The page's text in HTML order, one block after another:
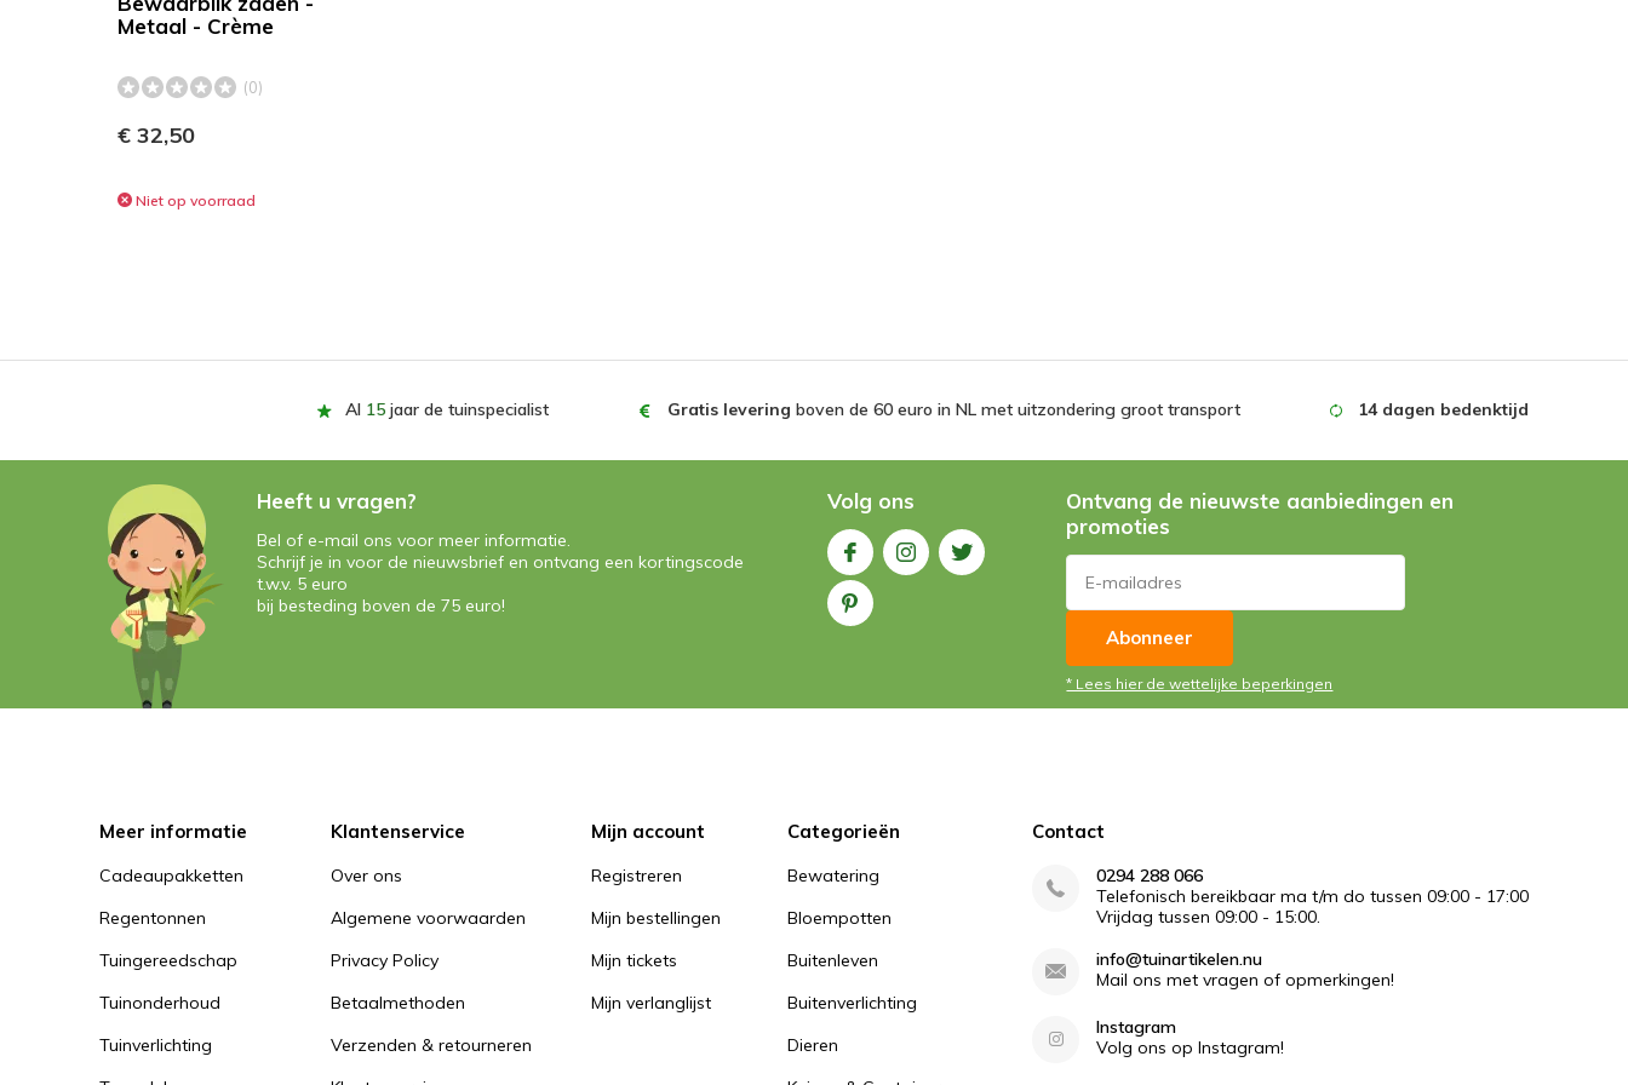
Metaal - Crème
(0)
€ 32,50
Niet op voorraad
Al 15 jaar de tuinspecialist Gratis levering boven de 60 euro in NL met uitzondering groot transport 14 dagen bedenktijd
Heeft u vragen?
Bel of e-mail ons voor meer informatie.
Schrijf je in voor de nieuwsbrief en ontvang een kortingscode
t.w.v. 5 euro
bij besteding boven de 75 euro!
Volg ons
Ontvang de nieuwste aanbiedingen en
promoties
Abonneer
* Lees hier de wettelijke beperkingen
Meer informatie
Cadeaupakketten
Regentonnen
Tuingereedschap
Tuinonderhoud
Tuinverlichting
Klantenservice
Over ons
Algemene voorwaarden
Privacy Policy
Betaalmethoden
Verzenden & retourneren
Mijn account
Registreren
Mijn bestellingen
Mijn tickets
Mijn verlanglijst
Categorieën
Bewatering
Bloempotten
Buitenleven
Buitenverlichting
Dieren
Contact
0294 288 066
Telefonisch bereikbaar ma t/m do tussen 09:00 - 17:00
Vrijdag tussen 09:00 - 15:00.
info@tuinartikelen.nu
Mail ons met vragen of opmerkingen!
Instagram
Volg ons op Instagram!